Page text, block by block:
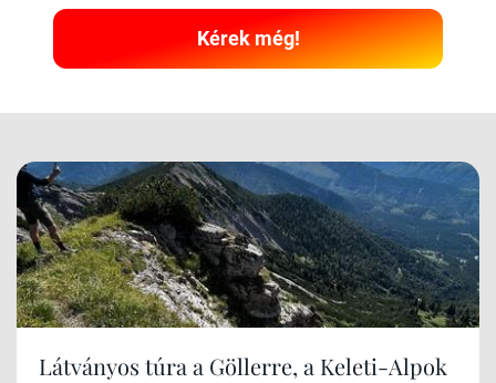
Kérek még!
Látványos túra a Göllerre, a Keleti-Alpok